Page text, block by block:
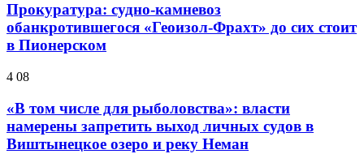
Прокуратура: судно-камневоз
обанкротившегося «Геоизол-Фрахт» до сих стоит
в Пионерском
4 08
«В том числе для рыболовства»: власти
намерены запретить выход личных судов в
Виштынецкое озеро и реку Неман